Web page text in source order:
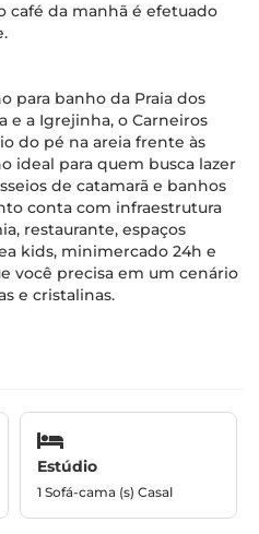
café da manhã é efetuado
para banho da Praia dos
e a Igrejinha, o Carneiros
do pé na areia frente às
ideal para quem busca lazer
de catamarã e banhos
conta com infraestrutura
restaurante, espaços
kids, minimercado 24h e
você precisa em um cenário
e cristalinas.
Estúdio
1 Sofá-cama (s) Casal